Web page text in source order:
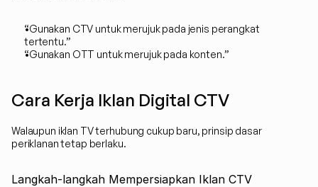
“Gunakan CTV untuk merujuk pada jenis perangkat
tertentu.”
“Gunakan OTT untuk merujuk pada konten.”
Cara Kerja Iklan Digital CTV
Walaupun iklan TV terhubung cukup baru, prinsip dasar
periklanan tetap berlaku.
Langkah-langkah Mempersiapkan Iklan CTV